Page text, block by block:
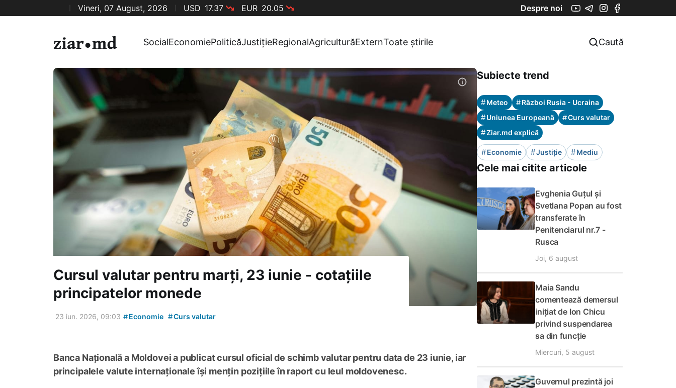
Vineri, 07 August, 2026 USD 17.37 EUR 20.05 Despre noi
SocialEconomiePoliticăJustițieRegionalAgriculturăExternToate știrile Caută
Cursul valutar pentru marți, 23 iunie - cotațiile
principatelor monede
23 iun. 2026, 09:03 #Economie #Curs valutar
Banca Națională a Moldovei a publicat cursul oficial de schimb valutar pentru data de 23 iunie, iar
principalele valute internaționale își mențin pozițiile în raport cu leul moldovenesc.
Subiecte trend
#Meteo #Război Rusia - Ucraina
#Uniunea Europeană #Curs valutar
#Ziar.md explică
#Economie #Justiție #Mediu
Cele mai citite articole
Evghenia Guțul și
Svetlana Popan au fost
transferate în
Penitenciarul nr.7 -
Rusca
Joi, 6 august
Maia Sandu
comentează demersul
inițiat de Ion Chicu
privind suspendarea
sa din funcție
Miercuri, 5 august
Guvernul prezintă joi